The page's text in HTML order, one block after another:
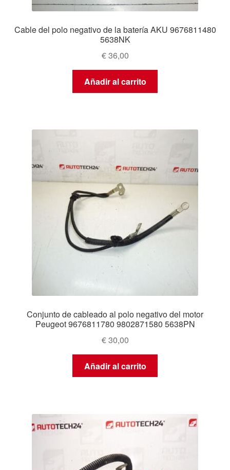
Cable del polo negativo de la batería AKU 9676811480
5638NK
€36,00
Añadir al carrito
Conjunto de cableado al polo negativo del motor
Peugeot 9676811780 9802871580 5638PN
€30,00
Añadir al carrito